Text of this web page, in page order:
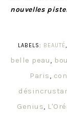
nouvelles
LABELS: BEAUTÉ,
belle peau,
Paris,
Genius,